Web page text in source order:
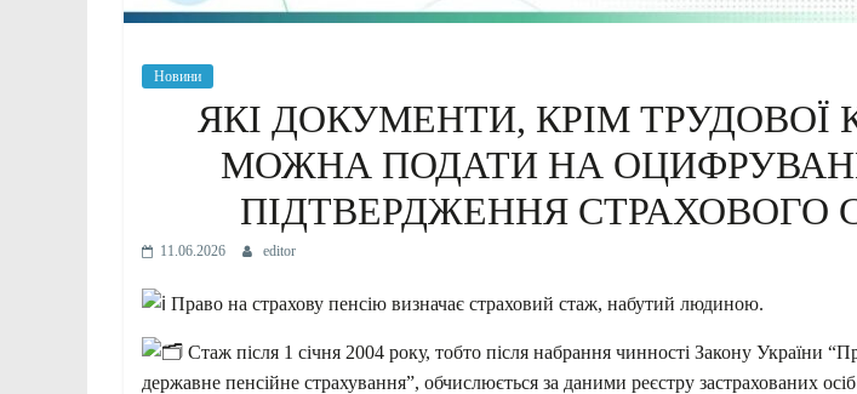
Новини
ЯКІ ДОКУМЕНТИ, КРІМ ТРУДОВОЇ
МОЖНА ПОДАТИ НА
ПІДТВЕРДЖЕННЯ СТРАХОВОГО
11.06.2026 editor
Право на страхову пенсію визначає страховий стаж, набутий людиною.
Стаж після 1 січня 2004 року, тобто після набрання чинності Закону України
державне пенсійне страхування”, обчислюється за даними реєстру застрахованих